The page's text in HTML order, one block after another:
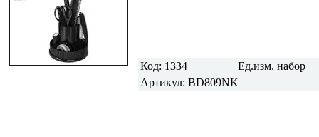
Код: 1334 Ед.изм. набор
Артикул: BD809NK